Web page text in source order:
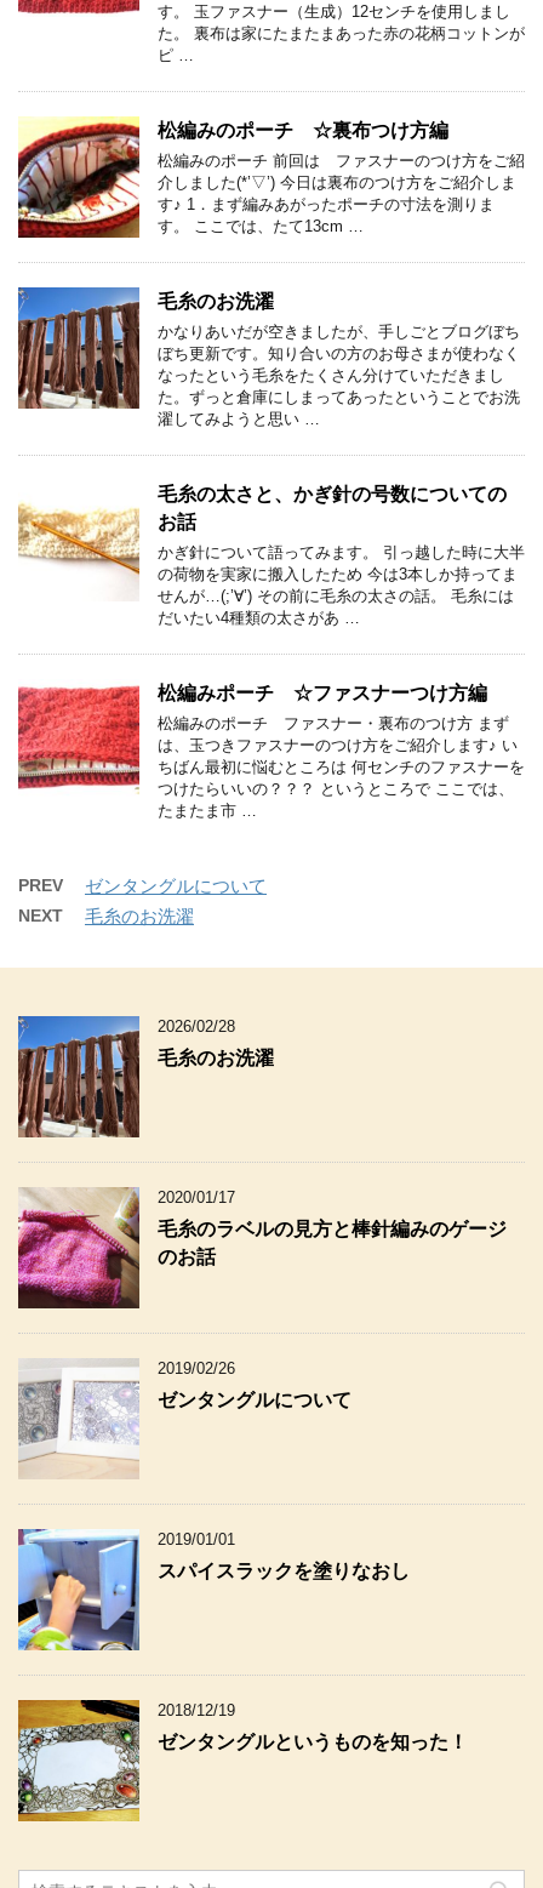
す。 玉ファスナー（生成）12センチを使用しまし
た。 裏布は家にたまたまあった赤の花柄コットンが
ピ …
松編みのポーチ ☆裏布つけ方編
松編みのポーチ 前回は ファスナーのつけ方をご紹
介しました(*’▽’) 今日は裏布のつけ方をご紹介しま
す♪ 1．まず編みあがったポーチの寸法を測りま
す。 ここでは、たて13cm …
毛糸のお洗濯
かなりあいだが空きましたが、手しごとブログぼち
ぼち更新です。知り合いの方のお母さまが使わなく
なったという毛糸をたくさん分けていただきまし
た。ずっと倉庫にしまってあったということでお洗
濯してみようと思い …
毛糸の太さと、かぎ針の号数についての
お話
かぎ針について語ってみます。 引っ越した時に大半
の荷物を実家に搬入したため 今は3本しか持ってま
せんが…(;’∀’) その前に毛糸の太さの話。 毛糸には
だいたい4種類の太さがあ …
松編みポーチ ☆ファスナーつけ方編
松編みのポーチ ファスナー・裏布のつけ方 まず
は、玉つきファスナーのつけ方をご紹介します♪ い
ちばん最初に悩むところは 何センチのファスナーを
つけたらいいの？？？ というところで ここでは、
たまたま市 …
PREV ゼンタングルについて
NEXT 毛糸のお洗濯
2026/02/28
毛糸のお洗濯
2020/01/17
毛糸のラベルの見方と棒針編みのゲージ
のお話
2019/02/26
ゼンタングルについて
2019/01/01
スパイスラックを塗りなおし
2018/12/19
ゼンタングルというものを知った！